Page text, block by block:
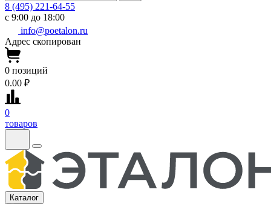
8 (495) 221-64-55
с 9:00 до 18:00
info@poetalon.ru
Адрес скопирован
0 позиций
0.00 ₽
0
товаров
Каталог